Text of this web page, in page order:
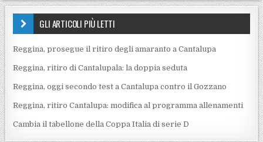
GLI ARTICOLI PIÙ LETTI
Reggina, prosegue il ritiro degli amaranto a Cantalupa
Reggina, ritiro di Cantalupala: la doppia seduta
Reggina, oggi secondo test a Cantalupa contro il Gozzano
Reggina, ritiro Cantalupa: modifica al programma allenamenti
Cambia il tabellone della Coppa Italia di serie D